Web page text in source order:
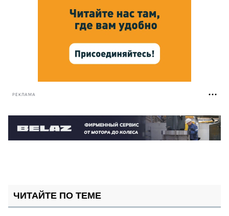
РЕКЛАМА
ЧИТАЙТЕ ПО ТЕМЕ